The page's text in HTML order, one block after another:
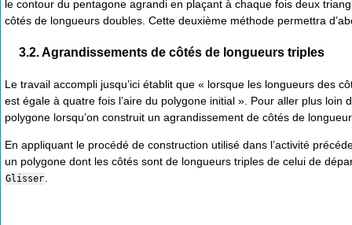
le contour du pentagone agrandi en plaçant à chaque fois deux
côtés de longueurs doubles. Cette deuxième méthode permettra
3.2. Agrandissements de côtés de longueurs triples
Le travail accompli jusqu’ici établit que « lorsque les longueurs des
est égale à quatre fois l’aire du polygone initial ». Pour aller plus loin
polygone lorsqu’on construit un agrandissement de côtés de
En appliquant le procédé de construction utilisé dans l’activité
un polygone dont les côtés sont de longueurs triples de celui de
Glisser.